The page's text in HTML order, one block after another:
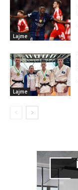
Lajme
Lajme